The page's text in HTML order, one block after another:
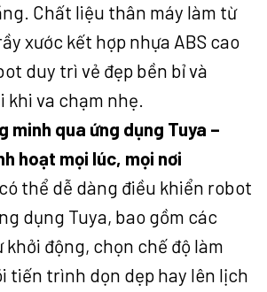
Chất liệu thân máy làm từ
xước kết hợp nhựa ABS cao
duy trì vẻ đẹp bền bỉ và
khi va chạm nhẹ.
minh qua ứng dụng Tuya –
hoạt mọi lúc, mọi nơi
thể dễ dàng điều khiển robot
dụng Tuya, bao gồm các
động, chọn chế độ làm
tiến trình dọn dẹp hay lên lịch